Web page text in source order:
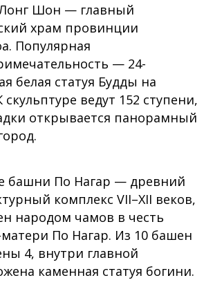
Лонг Шон — главный
храм провинции
Популярная
— 24-
белая статуя Будды на
скульптуре ведут 152 ступени,
открывается панорамный
башни По Нагар — древний
комплекс VII–XII веков,
народом чамов в честь
По Нагар. Из 10 башен
4, внутри главной
каменная статуя богини.